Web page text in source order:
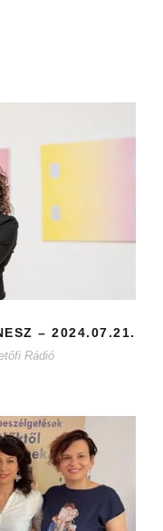
– 2024.07.21.
Rádió